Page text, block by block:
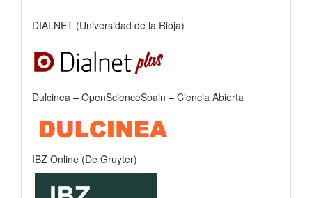
DIALNET (Universidad de la Rioja)
Dulcinea – OpenScienceSpain – Ciencia Abierta
IBZ Online (De Gruyter)